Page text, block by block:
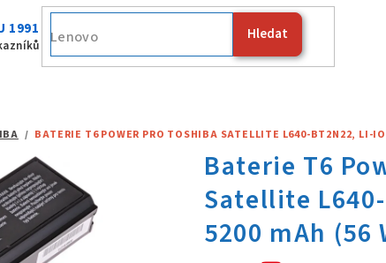
1991 Hledat
Fujitsu
/ BATERIE T6 POWER PRO TOSHIBA SATELLITE L640-BT2N22, LI-